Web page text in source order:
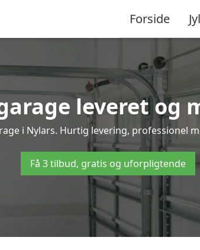
Forside
leveret og
i Nylars. Hurtig levering, professionel
Få 3 tilbud, gratis og uforpligtende